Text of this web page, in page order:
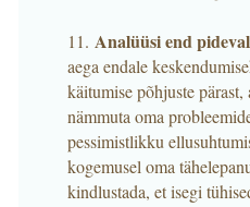
11. Analüüsi end
aega endale
käitumise põhjuste
nämmuta oma
pessimistlikku
kogemusel oma
kindlustada, et isegi